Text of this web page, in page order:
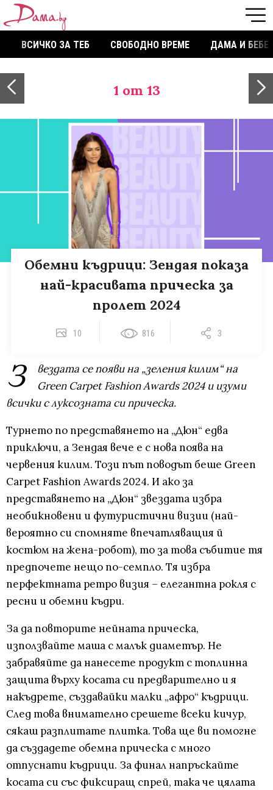
ВСИЧКО ЗА ТЕБ СВОБОДНО ВРЕМЕ ДАМА И БЕБЕ
1 от 13
Обемни къдрици: Зендая показа
най-красивата прическа за
пролет 2024
10 816 3
З
вездата се появи на „зеления килим“ на
Green Carpet Fashion Awards 2024 и изуми
всички с луксозната си прическа.
Турнето по представянето на „Дюн“ едва
приключи, а Зендая вече е с нова поява на
червения килим. Този път поводът беше Green
Carpet Fashion Awards 2024. И ако за
представянето на „Дюн“ звездата избра
необикновени и футуристични визии (най-
вероятно си спомняте впечатляващия й
костюм на жена-робот), то за това събитие тя
предпочете нещо по-семпло. Тя избра
перфектната ретро визия – елегантна рокля с
ресни и обемни къдри.
За да повторите нейната прическа,
използвайте маша с малък диаметър. Не
забравяйте да нанесете продукт с топлинна
защита върху косата си предварително и я
накъдрете, създавайки малки „афро“ къдрици.
След това внимателно срешете всеки кичур,
сякаш разплитате плитка. Това ще ви помогне
да създадете обемна прическа с много
отпуснати къдрици. За финал напръскайте
косата си със фиксиращ спрей, така че цялата